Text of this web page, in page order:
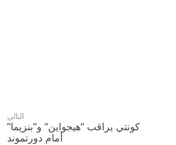
التالي
كونتي يراقب “هيجواين” و”بنزيما”
أمام دورتموند